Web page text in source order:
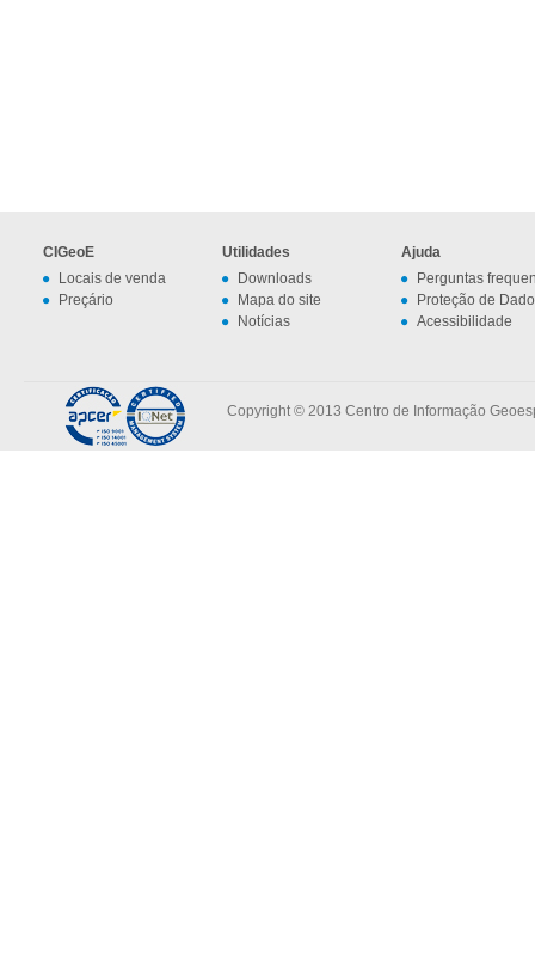
CIGeoE
Locais de venda
Preçário
Utilidades
Downloads
Mapa do site
Notícias
Ajuda
Perguntas
Proteção de
Acessibilidade
Copyright © 2013 Centro de Informação